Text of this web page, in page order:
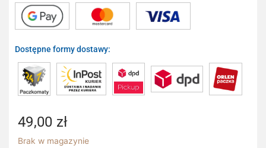
Dostępne formy dostawy:
49,00 zł
Brak w magazynie